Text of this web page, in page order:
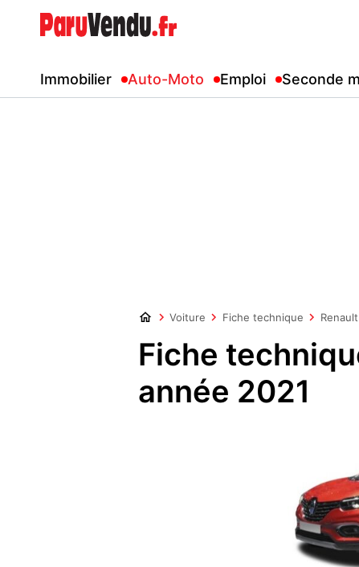
Immobilier Auto-Moto Emploi Seconde
Voiture Fiche technique Renault
Fiche
année 2021